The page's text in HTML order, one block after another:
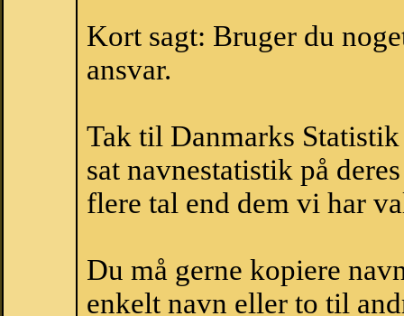
Kort sagt: Bruger du
ansvar.
Tak til Danmarks
sat navnestatistik på
flere tal end dem vi har
Du må gerne kopiere
enkelt navn eller to til